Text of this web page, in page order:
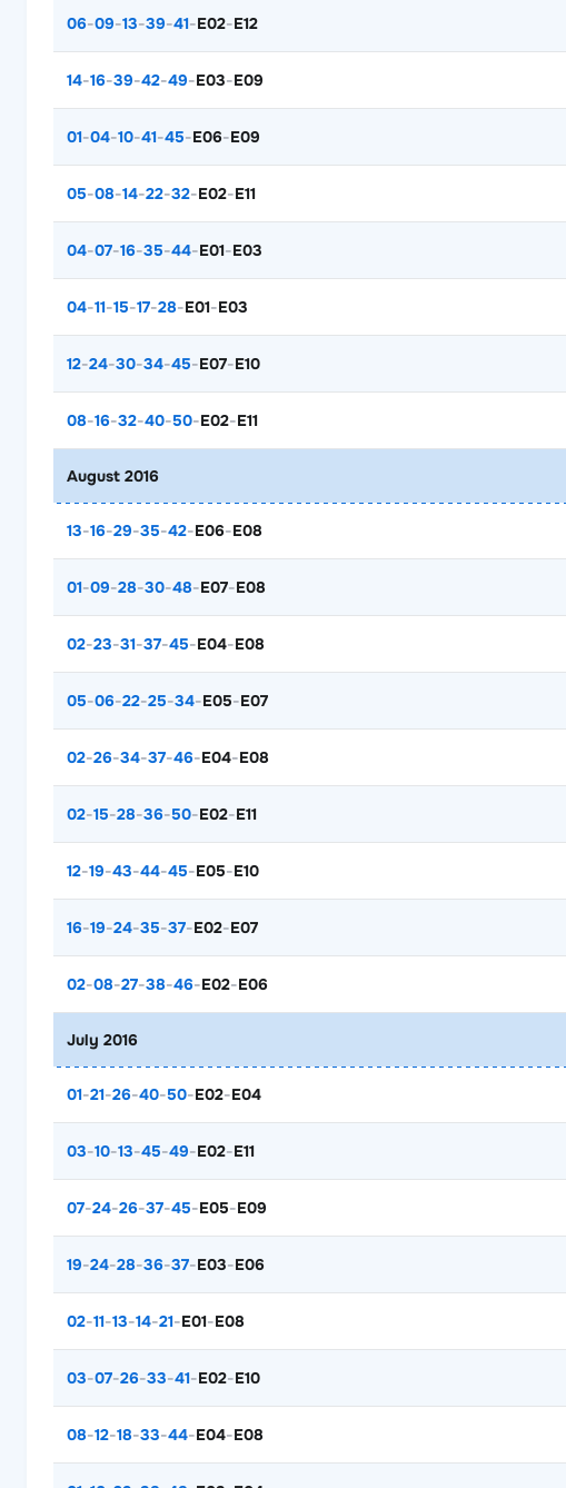
06-09-13-39-41-E02-E12
14-16-39-42-49-E03-E09
01-04-10-41-45-E06-E09
05-08-14-22-32-E02-E11
04-07-16-35-44-E01-E03
04-11-15-17-28-E01-E03
12-24-30-34-45-E07-E10
08-16-32-40-50-E02-E11
August 2016
13-16-29-35-42-E06-E08
01-09-28-30-48-E07-E08
02-23-31-37-45-E04-E08
05-06-22-25-34-E05-E07
02-26-34-37-46-E04-E08
02-15-28-36-50-E02-E11
12-19-43-44-45-E05-E10
16-19-24-35-37-E02-E07
02-08-27-38-46-E02-E06
July 2016
01-21-26-40-50-E02-E04
03-10-13-45-49-E02-E11
07-24-26-37-45-E05-E09
19-24-28-36-37-E03-E06
02-11-13-14-21-E01-E08
03-07-26-33-41-E02-E10
08-12-18-33-44-E04-E08